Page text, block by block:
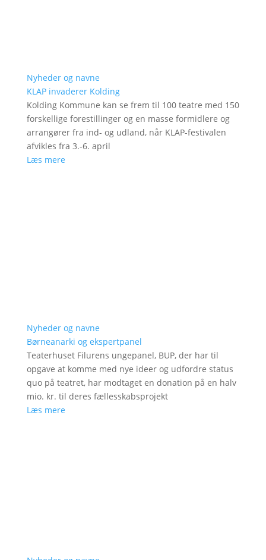
Nyheder og navne
KLAP invaderer Kolding
Kolding Kommune kan se frem til 100 teatre med 150
forskellige forestillinger og en masse formidlere og
arrangører fra ind- og udland, når KLAP-festivalen
afvikles fra 3.-6. april
Læs mere
Nyheder og navne
Børneanarki og ekspertpanel
Teaterhuset Filurens ungepanel, BUP, der har til
opgave at komme med nye ideer og udfordre status
quo på teatret, har modtaget en donation på en halv
mio. kr. til deres fællesskabsprojekt
Læs mere